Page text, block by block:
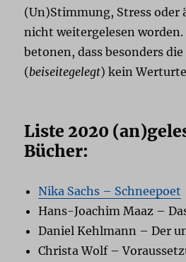
(Un)Stimmung, Stress oder
nicht weitergelesen
betonen, dass besonders
(beiseitegelegt) kein
Liste 2020
Bücher:
Nika Sachs – Schneepoet
Hans-Joachim Maaz –
Daniel Kehlmann – Der
Christa Wolf –